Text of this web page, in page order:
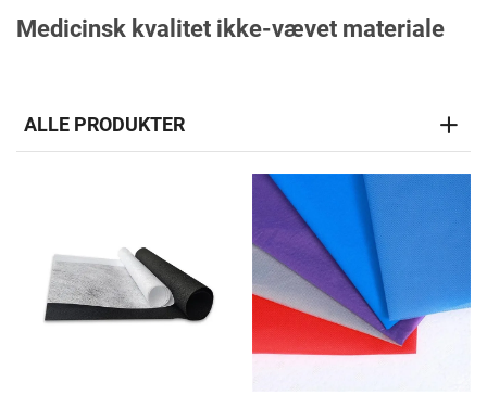
Medicinsk kvalitet ikke-vævet materiale
ALLE PRODUKTER